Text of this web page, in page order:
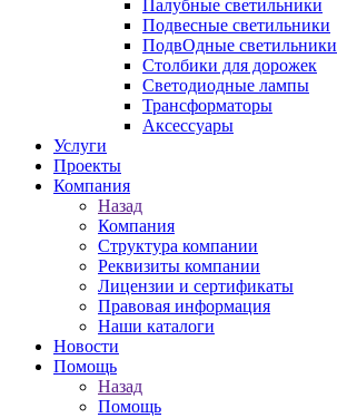
Палубные светильники
Подвесные светильники
ПодвОдные светильники
Столбики для дорожек
Светодиодные лампы
Трансформаторы
Аксессуары
Услуги
Проекты
Компания
Назад
Компания
Структура компании
Реквизиты компании
Лицензии и сертификаты
Правовая информация
Наши каталоги
Новости
Помощь
Назад
Помощь